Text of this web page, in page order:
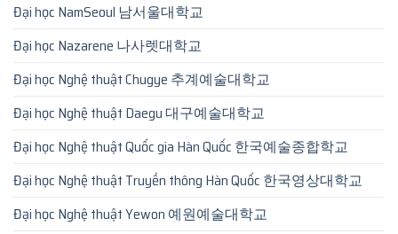
Đại học NamSeoul 남서울대학교
Đại học Nazarene 나사렛대학교
Đại học Nghệ thuật Chugye 추계예술대학교
Đại học Nghệ thuật Daegu 대구예술대학교
Đại học Nghệ thuật Quốc gia Hàn Quốc 한국예술종합학교
Đại học Nghệ thuật Truyền thông Hàn Quốc 한국영상대학교
Đại học Nghệ thuật Yewon 예원예술대학교